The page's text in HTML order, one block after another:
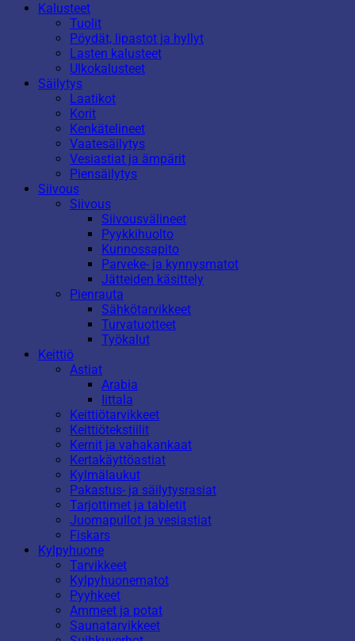
Kalusteet
Tuolit
Pöydät, lipastot ja hyllyt
Lasten kalusteet
Ulkokalusteet
Säilytys
Laatikot
Korit
Kenkätelineet
Vaatesäilytys
Vesiastiat ja ämpärit
Piensäilytys
Siivous
Siivous
Siivousvälineet
Pyykkihuolto
Kunnossapito
Parveke- ja kynnysmatot
Jätteiden käsittely
Pienrauta
Sähkötarvikkeet
Turvatuotteet
Työkalut
Keittiö
Astiat
Arabia
Iittala
Keittiötarvikkeet
Keittiötekstiilit
Kernit ja vahakankaat
Kertakäyttöastiat
Kylmälaukut
Pakastus- ja säilytysrasiat
Tarjottimet ja tabletit
Juomapullot ja vesiastiat
Fiskars
Kylpyhuone
Tarvikkeet
Kylpyhuonematot
Pyyhkeet
Ammeet ja potat
Saunatarvikkeet